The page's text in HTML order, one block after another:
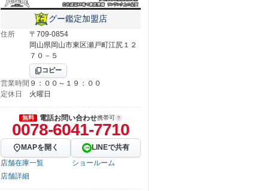
グー鑑定加盟店
住所
〒709-0854
岡山県岡山市東区瀬戸町江尻１２
７０－５
コピー
営業時間 ９：００～１９：００
定休日
火曜日
無料 電話お問い合わせ携帯可
0078-6041-7710
MAPを開く
LINEで共有
店舗在庫一覧
ショールーム
店舗詳細